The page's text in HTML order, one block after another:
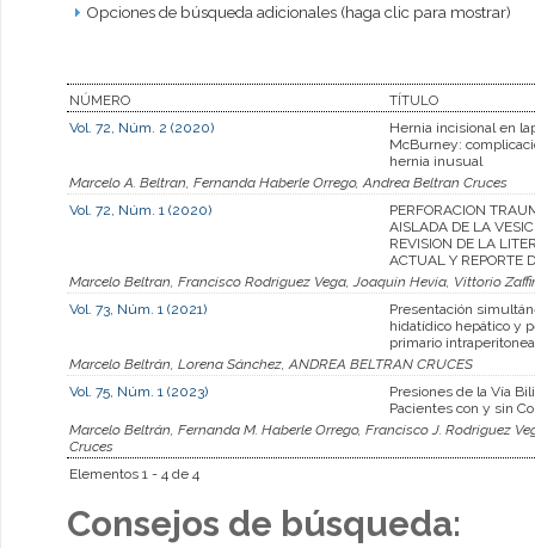
Opciones de búsqueda adicionales (haga clic para mostrar)
NÚMERO
TÍTULO
Vol. 72, Núm. 2 (2020)
Hernia incisional en
McBurney:
hernia inusual
Marcelo A. Beltran, Fernanda Haberle Orrego, Andrea Beltran Cruces
Vol. 72, Núm. 1 (2020)
PERFORACION
AISLADA DE LA
REVISION DE LA
ACTUAL Y REPORTE
Marcelo Beltran, Francisco Rodriguez Vega, Joaquin Hevia, Vittorio
Vol. 73, Núm. 1 (2021)
Presentación
hidatídico hepático y
primario
Marcelo Beltrán, Lorena Sánchez, ANDREA BELTRAN CRUCES
Vol. 75, Núm. 1 (2023)
Presiones de la Vía
Pacientes con y sin
Marcelo Beltrán, Fernanda M. Haberle Orrego, Francisco J. Rodriguez
Cruces
Elementos 1 - 4 de 4
Consejos de búsqueda: